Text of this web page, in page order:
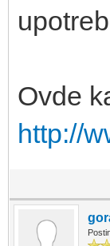
Ovde
http://